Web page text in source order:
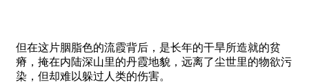
但在这片胭脂色的流霞背后，是长年的干旱所造就的贫
瘠，掩在内陆深山里的丹霞地貌，远离了尘世里的物欲污
染，但却难以躲过人类的伤害。